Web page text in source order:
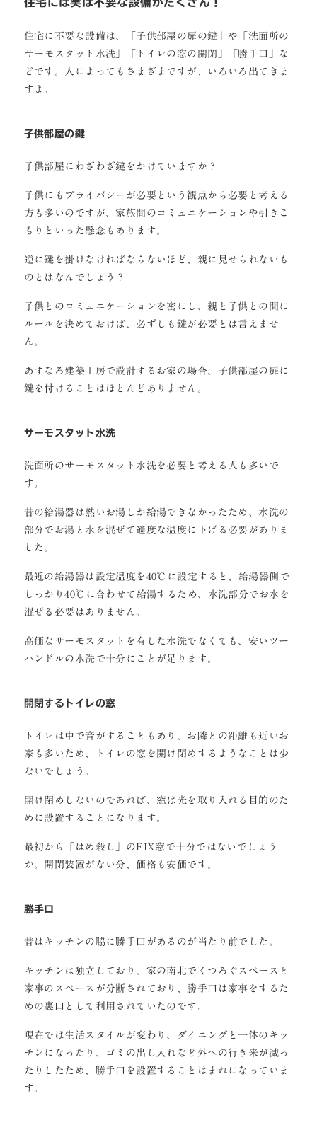
住宅に不要な設備は、「子供部屋の扉の鍵」や「洗面所の
サーモスタット水洗」「トイレの窓の開閉」「勝手口」な
どです。人によってもさまざまですが、いろいろ出てきま
すよ。
子供部屋の鍵
子供部屋にわざわざ鍵をかけていますか？
子供にもプライバシーが必要という観点から必要と考える
方も多いのですが、家族間のコミュニケーションや引きこ
もりといった懸念もあります。
逆に鍵を掛けなければならないほど、親に見せられないも
のとはなんでしょう？
子供とのコミュニケーションを密にし、親と子供との間に
ルールを決めておけば、必ずしも鍵が必要とは言えませ
ん。
あすなろ建築工房で設計するお家の場合、子供部屋の扉に
鍵を付けることはほとんどありません。
サーモスタット水洗
洗面所のサーモスタット水洗を必要と考える人も多いで
す。
昔の給湯器は熱いお湯しか給湯できなかったため、水洗の
部分でお湯と水を混ぜて適度な温度に下げる必要がありま
した。
最近の給湯器は設定温度を40℃に設定すると、給湯器側で
しっかり40℃に合わせて給湯するため、水洗部分でお水を
混ぜる必要はありません。
高価なサーモスタットを有した水洗でなくても、安いツー
ハンドルの水洗で十分にことが足ります。
開閉するトイレの窓
トイレは中で音がすることもあり、お隣との距離も近いお
家も多いため、トイレの窓を開け閉めするようなことは少
ないでしょう。
開け閉めしないのであれば、窓は光を取り入れる目的のた
めに設置することになります。
最初から「はめ殺し」のFIX窓で十分ではないでしょう
か。開閉装置がない分、価格も安価です。
勝手口
昔はキッチンの脇に勝手口があるのが当たり前でした。
キッチンは独立しており、家の南北でくつろぐスペースと
家事のスペースが分断されており、勝手口は家事をするた
めの裏口として利用されていたのです。
現在では生活スタイルが変わり、ダイニングと一体のキッ
チンになったり、ゴミの出し入れなど外への行き来が減っ
たりしたため、勝手口を設置することはまれになっていま
す。